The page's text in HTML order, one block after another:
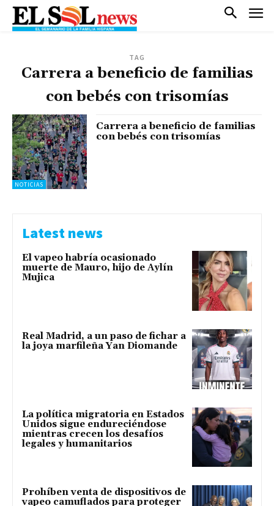
TAG
Carrera a beneficio de familias
con bebés con trisomías
NOTICIAS
Carrera a beneficio de familias
con bebés con trisomías
Latest news
El vapeo habría ocasionado
muerte de Mauro, hijo de Aylín
Mujica
Real Madrid, a un paso de fichar a
la joya marfileña Yan Diomande
La política migratoria en Estados
Unidos sigue endureciéndose
mientras crecen los desafíos
legales y humanitarios
Prohíben venta de dispositivos de
vapeo camuflados para proteger